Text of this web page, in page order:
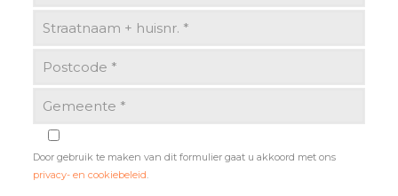
Door gebruik te maken van dit formulier gaat u akkoord met ons
privacy- en cookiebeleid